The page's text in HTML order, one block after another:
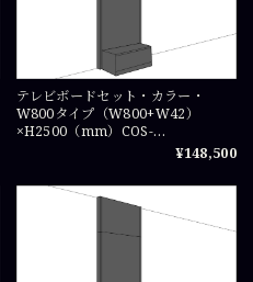
テレビボードセット・カラー・
W800タイプ（W800+W42）
×H2500（mm）COS-
¥148,500